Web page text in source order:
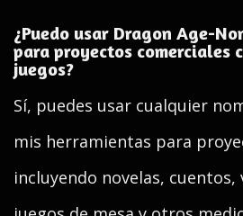
¿Puedo usar Dragon Age-
para proyectos comerciales
juegos?
Sí, puedes usar cualquier
mis herramientas para
incluyendo novelas, cuentos,